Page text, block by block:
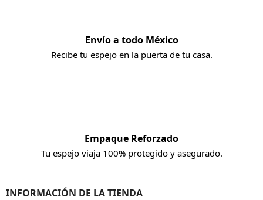
Envío a todo México
Recibe tu espejo en la puerta de tu casa.
Empaque Reforzado
Tu espejo viaja 100% protegido y asegurado.
INFORMACIÓN DE LA TIENDA